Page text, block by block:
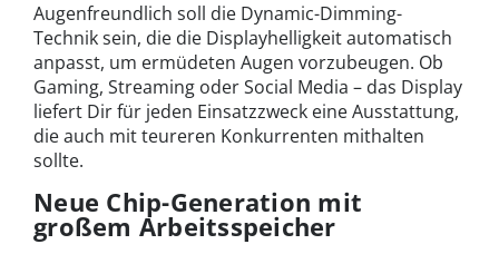
Augenfreundlich soll die Dynamic-Dimming-
Technik sein, die die Displayhelligkeit automatisch
anpasst, um ermüdeten Augen vorzubeugen. Ob
Gaming, Streaming oder Social Media – das Display
liefert Dir für jeden Einsatzzweck eine Ausstattung,
die auch mit teureren Konkurrenten mithalten
sollte.
Neue Chip-Generation mit
großem Arbeitsspeicher